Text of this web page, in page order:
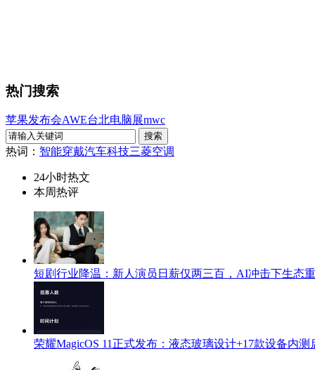
热门搜索
苹果发布会AWE台北电脑展mwc
热词： 智能穿戴汽车科技三菱空调
24小时热文
本周热评
短剧行业降温：新人演员日薪仅两三百，AI冲击下生态
荣耀MagicOS 11正式发布：液态玻璃设计+17款设备内测